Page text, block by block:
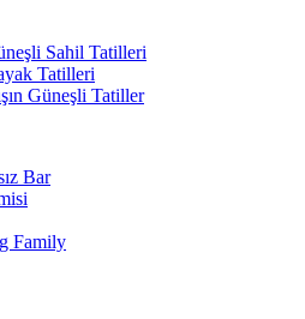
Sahil Tatilleri
Tatilleri
Güneşli Tatiller
Bar
Family